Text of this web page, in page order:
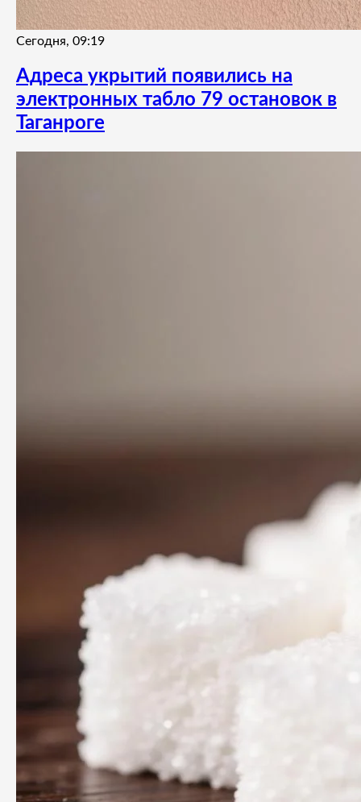
Сегодня, 09:19
Адреса укрытий появились на
электронных табло 79 остановок в
Таганроге